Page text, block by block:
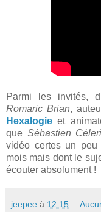
Parmi les invités,
Romaric Brian,
Hexalogie et
que Sébastien
vidéo certes un
mois mais dont le
écouter absolument !
jeepee à 12:15